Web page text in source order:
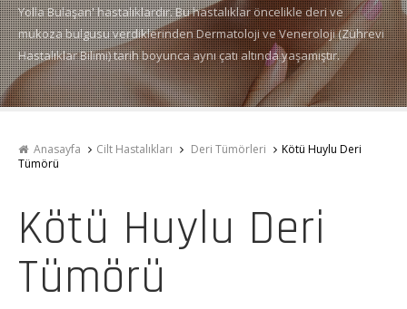
Yolla Bulaşan' hastalıklardır. Bu hastalıklar öncelikle deri ve
mukoza bulgusu verdiklerinden Dermatoloji ve Veneroloji (Zührevi
Hastalıklar Bilimi) tarih boyunca aynı çatı altında yaşamıştır.
Anasayfa Cilt Hastalıkları Deri Tümörleri
Kötü Huylu Deri
Tümörü
Kötü Huylu Deri
Tümörü